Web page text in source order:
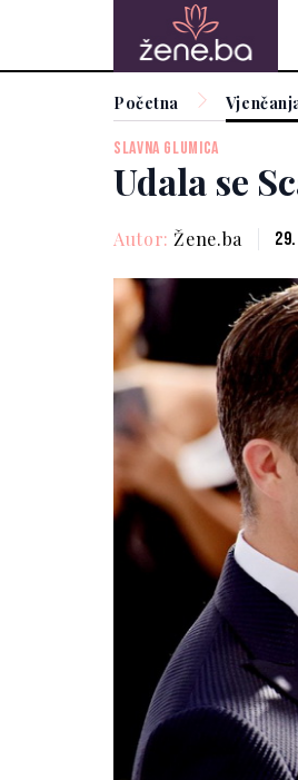
Početna
SLAVNA GLUMICA
Udala se
Autor: Žene.ba